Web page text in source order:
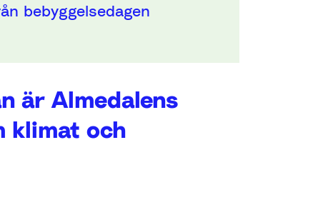
bebyggelsedagen
är Almedalens
klimat och